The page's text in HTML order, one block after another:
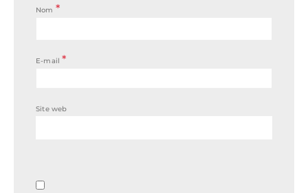
Nom *
E-mail*
Site web